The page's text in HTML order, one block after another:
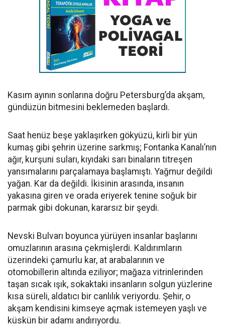
Kasım ayının sonlarına doğru Petersburg’da akşam,
gündüzün bitmesini beklemeden başlardı.
Saat henüz beşe yaklaşırken gökyüzü, kirli bir yün
kumaş gibi şehrin üzerine sarkmış; Fontanka Kanalı’nın
ağır, kurşuni suları, kıyıdaki sarı binaların titreşen
yansımalarını parçalamaya başlamıştı. Yağmur değildi
yağan. Kar da değildi. İkisinin arasında, insanın
yakasına giren ve orada eriyerek tenine soğuk bir
parmak gibi dokunan, kararsız bir şeydi.
Nevski Bulvarı boyunca yürüyen insanlar başlarını
omuzlarının arasına çekmişlerdi. Kaldırımların
üzerindeki çamurlu kar, at arabalarının ve
otomobillerin altında eziliyor; mağaza vitrinlerinden
taşan sıcak ışık, sokaktaki insanların solgun yüzlerine
kısa süreli, aldatıcı bir canlılık veriyordu. Şehir, o
akşam kendisini kimseye açmak istemeyen yaşlı ve
küskün bir adamı andırıyordu.